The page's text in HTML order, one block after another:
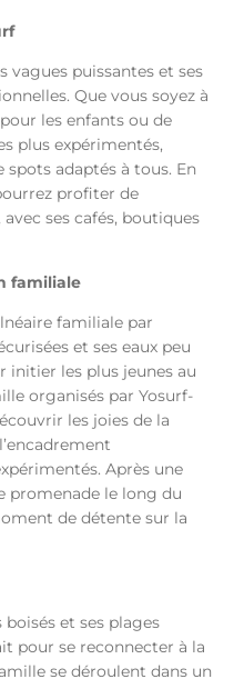
vagues puissantes et ses
Que vous soyez à
les enfants ou de
plus expérimentés,
adaptés à tous. En
profiter de
ses cafés, boutiques
familiale
familiale par
et ses eaux peu
initier les plus jeunes au
organisés par Yosurf-
les joies de la
Après une
promenade le long du
de détente sur la
boisés et ses plages
pour se reconnecter à la
se déroulent dans un